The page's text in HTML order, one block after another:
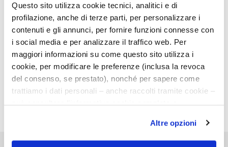
Questo sito utilizza cookie tecnici, analitici e di
profilazione, anche di terze parti, per personalizzare i
contenuti e gli annunci, per fornire funzioni connesse con
i social media e per analizzare il traffico web. Per
maggiori informazioni su come questo sito utilizza i
cookie, per modificare le preferenze (inclusa la revoca
del consenso, se prestato), nonché per sapere come
trattiamo i dati personali – anche raccolti tramite cookie –
può consultare l’informativa cookie completa e
qualora clicchi su “Utilizza solo i cookie necessari”, non
sarà installato alcun cookie o altro strumento di
Altre opzioni
thiazolinones, PEG, silicones, EO/PO, chemical
solvents and thickeners, colorants, and many
others more.
DOWNLOAD TECH SHEETS